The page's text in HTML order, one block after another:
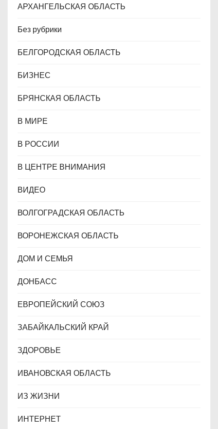
АРХАНГЕЛЬСКАЯ ОБЛАСТЬ
Без рубрики
БЕЛГОРОДСКАЯ ОБЛАСТЬ
БИЗНЕС
БРЯНСКАЯ ОБЛАСТЬ
В МИРЕ
В РОССИИ
В ЦЕНТРЕ ВНИМАНИЯ
ВИДЕО
ВОЛГОГРАДСКАЯ ОБЛАСТЬ
ВОРОНЕЖСКАЯ ОБЛАСТЬ
ДОМ И СЕМЬЯ
ДОНБАСС
ЕВРОПЕЙСКИЙ СОЮЗ
ЗАБАЙКАЛЬСКИЙ КРАЙ
ЗДОРОВЬЕ
ИВАНОВСКАЯ ОБЛАСТЬ
ИЗ ЖИЗНИ
ИНТЕРНЕТ